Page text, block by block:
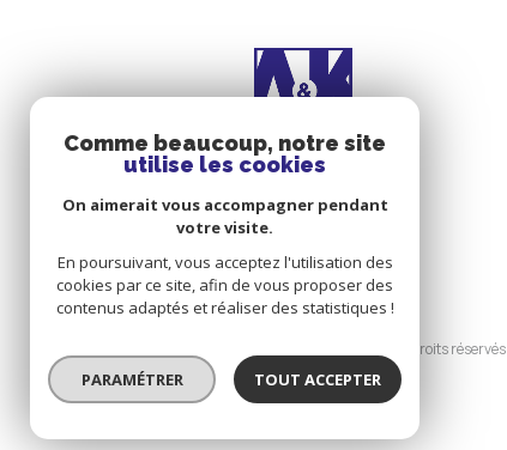
© 2026 | Tous droits réservés
Comme beaucoup, notre site
utilise les cookies
On aimerait vous accompagner pendant
votre visite.
En poursuivant, vous acceptez l'utilisation des
cookies par ce site, afin de vous proposer des
contenus adaptés et réaliser des statistiques !
PARAMÉTRER TOUT ACCEPTER